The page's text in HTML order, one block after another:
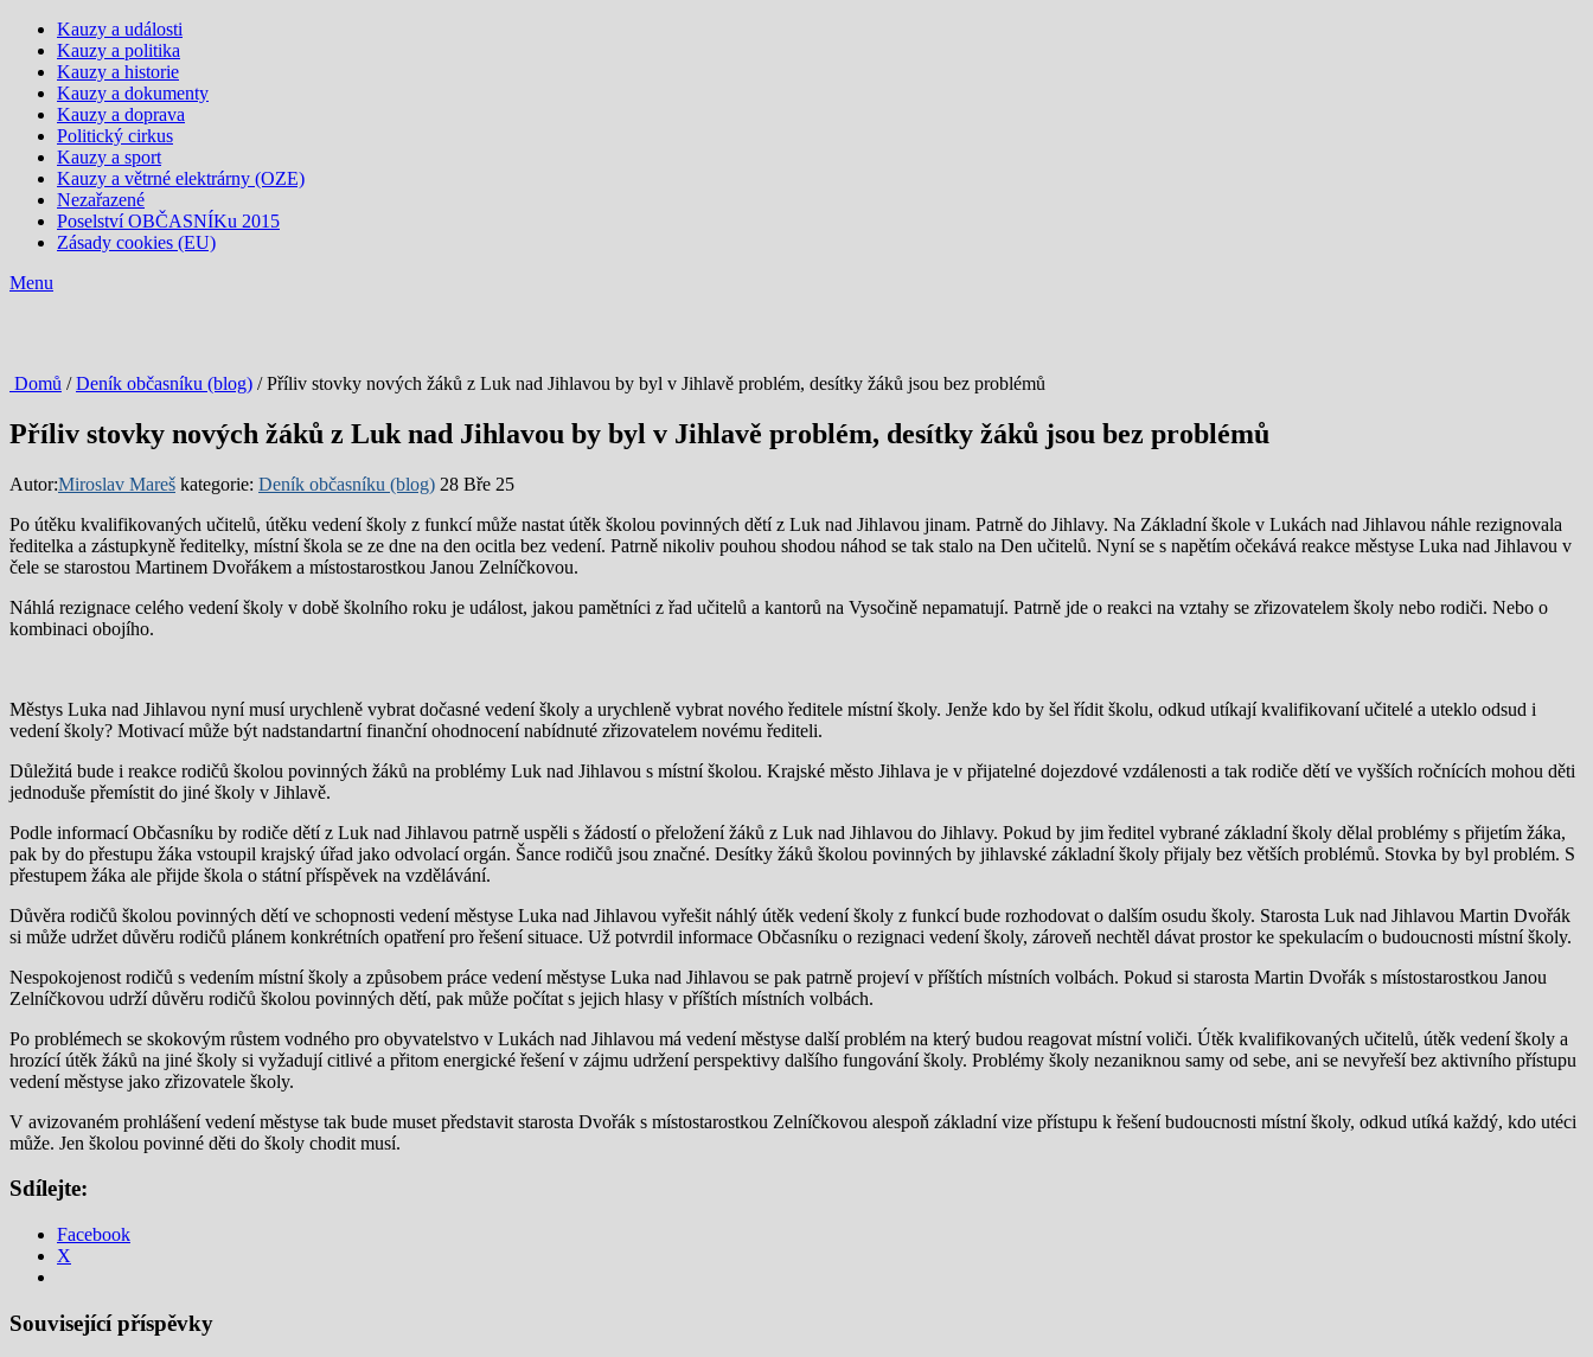
Kauzy a události
Kauzy a politika
Kauzy a historie
Kauzy a dokumenty
Kauzy a doprava
Politický cirkus
Kauzy a sport
Kauzy a větrné elektrárny (OZE)
Nezařazené
Poselství OBČASNÍKu 2015
Zásady cookies (EU)
Menu
Domů /Deník občasníku (blog) / Příliv stovky nových žáků z Luk nad Jihlavou by byl v Jihlavě problém, desítky žáků jsou bez problémů
Příliv stovky nových žáků z Luk nad Jihlavou by byl v Jihlavě problém, desítky žáků jsou bez problémů
Autor:Miroslav Mareš kategorie: Deník občasníku (blog) 28 Bře 25
Po útěku kvalifikovaných učitelů, útěku vedení školy z funkcí může nastat útěk školou povinných dětí z Luk nad Jihlavou jinam. Patrně do Jihlavy. Na Základní škole v Lukách nad Jihlavou náhle rezignovala
ředitelka a zástupkyně ředitelky, místní škola se ze dne na den ocitla bez vedení. Patrně nikoliv pouhou shodou náhod se tak stalo na Den učitelů. Nyní se s napětím očekává reakce městyse Luka nad Jihlavou v
čele se starostou Martinem Dvořákem a místostarostkou Janou Zelníčkovou.
Náhlá rezignace celého vedení školy v době školního roku je událost, jakou pamětníci z řad učitelů a kantorů na Vysočině nepamatují. Patrně jde o reakci na vztahy se zřizovatelem školy nebo rodiči. Nebo o
kombinaci obojího.
Městys Luka nad Jihlavou nyní musí urychleně vybrat dočasné vedení školy a urychleně vybrat nového ředitele místní školy. Jenže kdo by šel řídit školu, odkud utíkají kvalifikovaní učitelé a uteklo odsud i
vedení školy? Motivací může být nadstandartní finanční ohodnocení nabídnuté zřizovatelem novému řediteli.
Důležitá bude i reakce rodičů školou povinných žáků na problémy Luk nad Jihlavou s místní školou. Krajské město Jihlava je v přijatelné dojezdové vzdálenosti a tak rodiče dětí ve vyšších ročnících mohou děti
jednoduše přemístit do jiné školy v Jihlavě.
Podle informací Občasníku by rodiče dětí z Luk nad Jihlavou patrně uspěli s žádostí o přeložení žáků z Luk nad Jihlavou do Jihlavy. Pokud by jim ředitel vybrané základní školy dělal problémy s přijetím žáka,
pak by do přestupu žáka vstoupil krajský úřad jako odvolací orgán. Šance rodičů jsou značné. Desítky žáků školou povinných by jihlavské základní školy přijaly bez větších problémů. Stovka by byl problém. S
přestupem žáka ale přijde škola o státní příspěvek na vzdělávání.
Důvěra rodičů školou povinných dětí ve schopnosti vedení městyse Luka nad Jihlavou vyřešit náhlý útěk vedení školy z funkcí bude rozhodovat o dalším osudu školy. Starosta Luk nad Jihlavou Martin Dvořák
si může udržet důvěru rodičů plánem konkrétních opatření pro řešení situace. Už potvrdil informace Občasníku o rezignaci vedení školy, zároveň nechtěl dávat prostor ke spekulacím o budoucnosti místní školy.
Nespokojenost rodičů s vedením místní školy a způsobem práce vedení městyse Luka nad Jihlavou se pak patrně projeví v příštích místních volbách. Pokud si starosta Martin Dvořák s místostarostkou Janou
Zelníčkovou udrží důvěru rodičů školou povinných dětí, pak může počítat s jejich hlasy v příštích místních volbách.
Po problémech se skokovým růstem vodného pro obyvatelstvo v Lukách nad Jihlavou má vedení městyse další problém na který budou reagovat místní voliči. Útěk kvalifikovaných učitelů, útěk vedení školy a
hrozící útěk žáků na jiné školy si vyžadují citlivé a přitom energické řešení v zájmu udržení perspektivy dalšího fungování školy. Problémy školy nezaniknou samy od sebe, ani se nevyřeší bez aktivního přístupu
vedení městyse jako zřizovatele školy.
V avizovaném prohlášení vedení městyse tak bude muset představit starosta Dvořák s místostarostkou Zelníčkovou alespoň základní vize přístupu k řešení budoucnosti místní školy, odkud utíká každý, kdo utéci
může. Jen školou povinné děti do školy chodit musí.
Sdílejte:
Facebook
X
Související příspěvky